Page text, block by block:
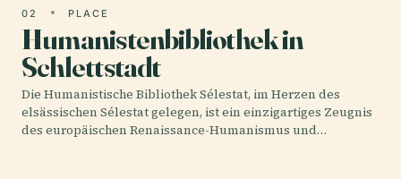
02 PLACE
Humanistenbibliothek in
Schlettstadt
Die Humanistische Bibliothek Sélestat, im Herzen des
elsässischen Sélestat gelegen, ist ein einzigartiges Zeugnis
des europäischen Renaissance-Humanismus und…